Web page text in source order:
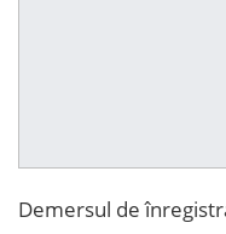
Demersul de